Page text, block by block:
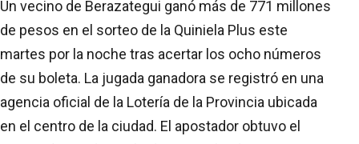
Un vecino de Berazategui ganó más de 771 millones
de pesos en el sorteo de la Quiniela Plus este
martes por la noche tras acertar los ocho números
de su boleta. La jugada ganadora se registró en una
agencia oficial de la Lotería de la Provincia ubicada
en el centro de la ciudad. El apostador obtuvo el